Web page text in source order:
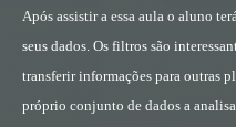
Após assistir a essa aula o aluno
seus dados. Os filtros são
transferir informações para outras
próprio conjunto de dados a